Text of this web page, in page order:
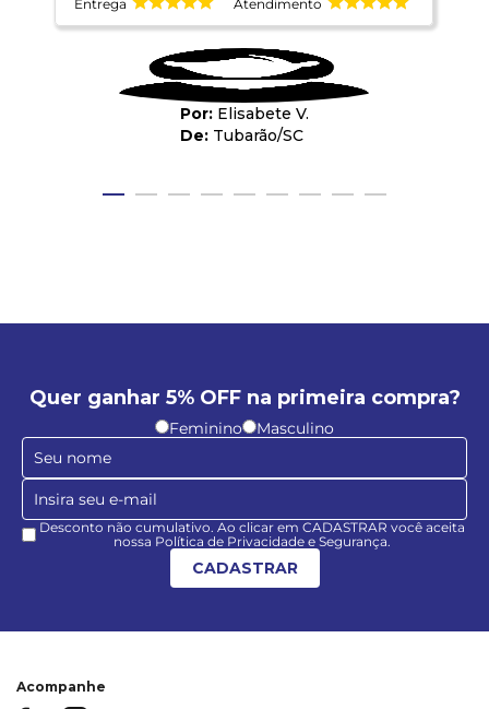
Entrega
Atendimento
Elisabete V.
Tubarão/SC
Quer ganhar 5% OFF na primeira compra?
Feminino Masculino
Desconto não cumulativo. Ao clicar em CADASTRAR você aceita
nossa Política de Privacidade e Segurança.
CADASTRAR
Acompanhe